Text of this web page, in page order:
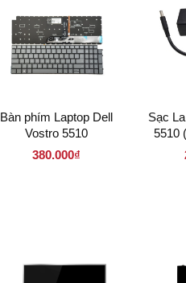
Bàn phím Laptop Dell
Vostro 5510
380.000₫
Sạc
5510